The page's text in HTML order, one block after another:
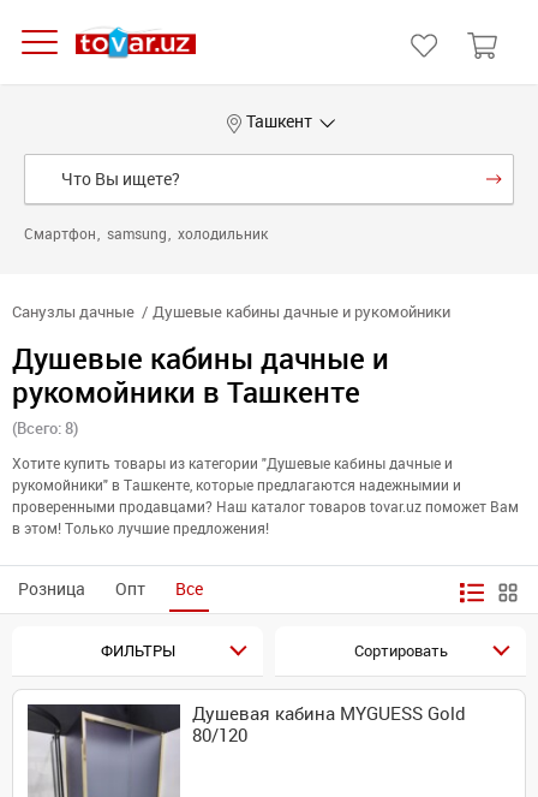
Ташкент
Смартфон samsung холодильник
Санузлы дачные Душевые кабины дачные и рукомойники
Душевые кабины дачные и
рукомойники в Ташкенте
(Всего: 8)
Хотите купить товары из категории "Душевые кабины дачные и
рукомойники" в Ташкенте, которые предлагаются надежнымии и
проверенными продавцами? Наш каталог товаров tovar.uz поможет Вам
в этом! Только лучшие предложения!
Розница Опт Все
ФИЛЬТРЫ Сортировать
Душевая кабина MYGUESS Gold
80/120